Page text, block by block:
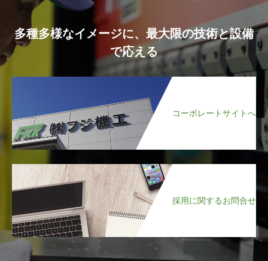
多種多様なイメージに、最大限の技術と設備
で応える
コーポレートサイトへ
採用に関するお問合せ